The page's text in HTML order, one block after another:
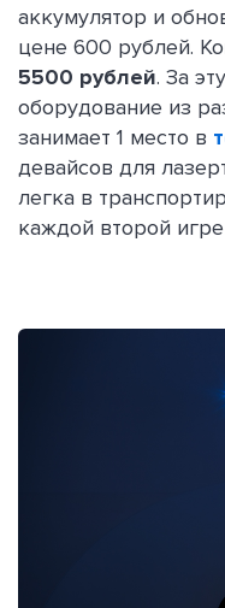
аккумулятор и
цене 600 рублей.
5500 рублей. За
оборудование из
занимает 1 место в
девайсов для
легка в
каждой второй